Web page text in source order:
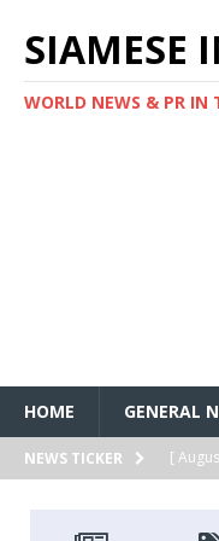
SIAMESE
WORLD NEWS & PR IN
HOME GENERAL
NEWS TICKER [